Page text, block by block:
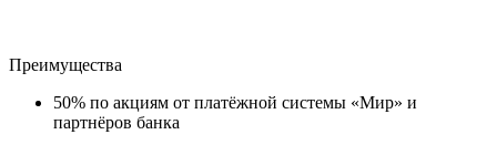
Преимущества
50% по акциям от платёжной системы «Мир» и
партнёров банка